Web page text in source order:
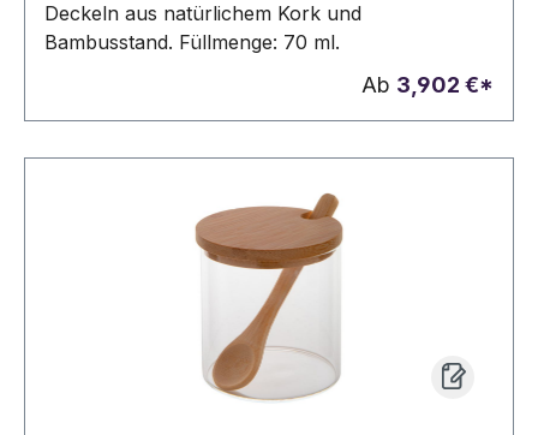
Deckeln aus natürlichem Kork und
Bambusstand. Füllmenge: 70 ml.
Ab 3,902 €*